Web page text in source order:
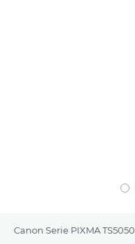
Canon Serie PIXMA TS5050